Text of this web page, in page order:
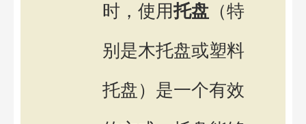
时，使用托盘 （特
别是木托盘或塑料
托盘）是一个有效